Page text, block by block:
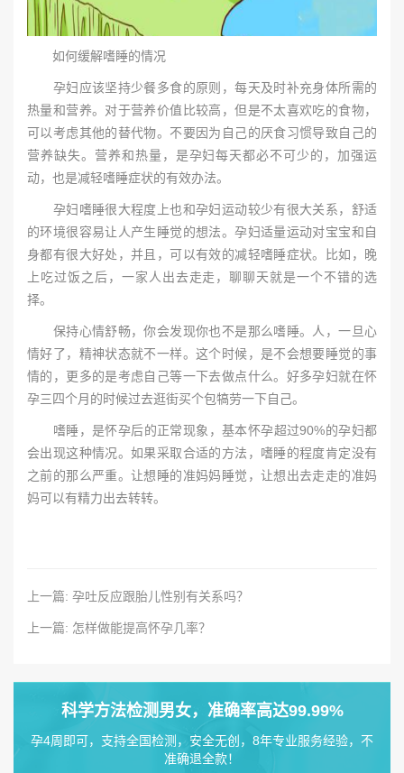
如何缓解嗜睡的情况
孕妇应该坚持少餐多食的原则，每天及时补充身体所需的
热量和营养。对于营养价值比较高，但是不太喜欢吃的食物，
可以考虑其他的替代物。不要因为自己的厌食习惯导致自己的
营养缺失。营养和热量，是孕妇每天都必不可少的，加强运
动，也是减轻嗜睡症状的有效办法。
孕妇嗜睡很大程度上也和孕妇运动较少有很大关系，舒适
的环境很容易让人产生睡觉的想法。孕妇适量运动对宝宝和自
身都有很大好处，并且，可以有效的减轻嗜睡症状。比如，晚
上吃过饭之后，一家人出去走走，聊聊天就是一个不错的选
择。
保持心情舒畅，你会发现你也不是那么嗜睡。人，一旦心
情好了，精神状态就不一样。这个时候，是不会想要睡觉的事
情的，更多的是考虑自己等一下去做点什么。好多孕妇就在怀
孕三四个月的时候过去逛街买个包犒劳一下自己。
嗜睡，是怀孕后的正常现象，基本怀孕超过90%的孕妇都
会出现这种情况。如果采取合适的方法，嗜睡的程度肯定没有
之前的那么严重。让想睡的准妈妈睡觉，让想出去走走的准妈
妈可以有精力出去转转。
上一篇: 孕吐反应跟胎儿性别有关系吗？
上一篇: 怎样做能提高怀孕几率？
科学方法检测男女，准确率高达99.99%
孕4周即可，支持全国检测，安全无创，8年专业服务经验，不
准确退全款！